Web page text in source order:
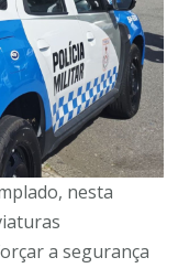
nesta
a segurança